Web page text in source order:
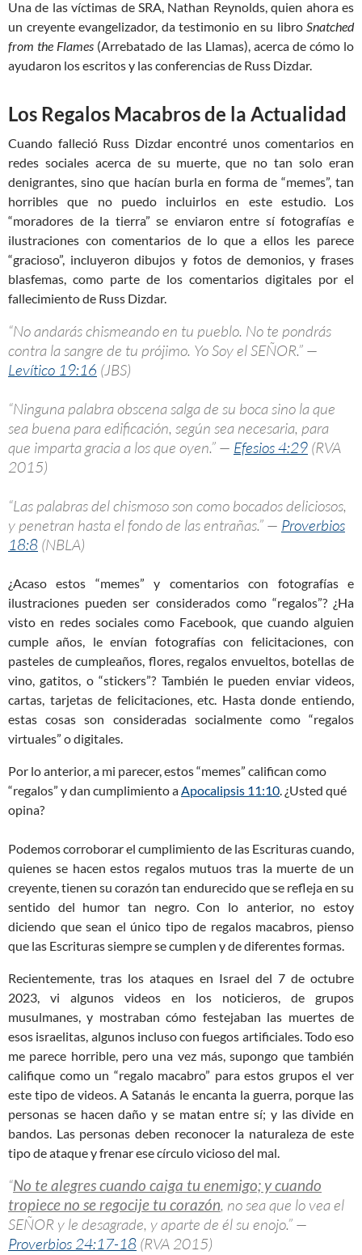
Una de las víctimas de SRA, Nathan Reynolds, quien ahora es
un creyente evangelizador, da testimonio en su libro Snatched
from the Flames (Arrebatado de las Llamas), acerca de cómo lo
ayudaron los escritos y las conferencias de Russ Dizdar.
Los Regalos Macabros de la Actualidad
Cuando falleció Russ Dizdar encontré unos comentarios en
redes sociales acerca de su muerte, que no tan solo eran
denigrantes, sino que hacían burla en forma de “memes”, tan
horribles que no puedo incluirlos en este estudio. Los
“moradores de la tierra” se enviaron entre sí fotografías e
ilustraciones con comentarios de lo que a ellos les parece
“gracioso”, incluyeron dibujos y fotos de demonios, y frases
blasfemas, como parte de los comentarios digitales por el
fallecimiento de Russ Dizdar.
“No andarás chismeando en tu pueblo. No te pondrás
contra la sangre de tu prójimo. Yo Soy el SEÑOR.” —
Levítico 19:16 (JBS)
“Ninguna palabra obscena salga de su boca sino la que
sea buena para edificación, según sea necesaria, para
que imparta gracia a los que oyen.” — Efesios 4:29 (RVA
2015)
“Las palabras del chismoso son como bocados deliciosos,
y penetran hasta el fondo de las entrañas.” — Proverbios
18:8 (NBLA)
¿Acaso estos “memes” y comentarios con fotografías e
ilustraciones pueden ser considerados como “regalos”? ¿Ha
visto en redes sociales como Facebook, que cuando alguien
cumple años, le envían fotografías con felicitaciones, con
pasteles de cumpleaños, flores, regalos envueltos, botellas de
vino, gatitos, o “stickers”? También le pueden enviar videos,
cartas, tarjetas de felicitaciones, etc. Hasta donde entiendo,
estas cosas son consideradas socialmente como “regalos
virtuales” o digitales.
Por lo anterior, a mi parecer, estos “memes” califican como
“regalos” y dan cumplimiento aApocalipsis 11:10. ¿Usted qué
opina?
Podemos corroborar el cumplimiento de las Escrituras cuando,
quienes se hacen estos regalos mutuos tras la muerte de un
creyente, tienen su corazón tan endurecido que se refleja en su
sentido del humor tan negro. Con lo anterior, no estoy
diciendo que sean el único tipo de regalos macabros, pienso
que las Escrituras siempre se cumplen y de diferentes formas.
Recientemente, tras los ataques en Israel del 7 de octubre
2023, vi algunos videos en los noticieros, de grupos
musulmanes, y mostraban cómo festejaban las muertes de
esos israelitas, algunos incluso con fuegos artificiales. Todo eso
me parece horrible, pero una vez más, supongo que también
califique como un “regalo macabro” para estos grupos el ver
este tipo de videos. A Satanás le encanta la guerra, porque las
personas se hacen daño y se matan entre sí; y las divide en
bandos. Las personas deben reconocer la naturaleza de este
tipo de ataque y frenar ese círculo vicioso del mal.
“No te alegres cuando caiga tu enemigo; y cuando
tropiece no se regocije tu corazón, no sea que lo vea el
SEÑOR y le desagrade, y aparte de él su enojo.” —
Proverbios 24:17-18 (RVA 2015)